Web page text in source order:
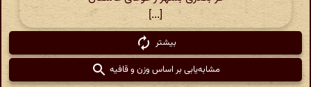
[...]
بیشتر
مشابه‌یابی بر اساس وزن و قافیه